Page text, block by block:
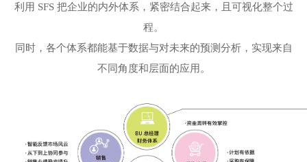
利用 SFS 把企业的内外体系，紧密结合起来，且可视化整个过
程。
同时，各个体系都能基于数据与对未来的预测分析，实现来自
不同角度和层面的应用。